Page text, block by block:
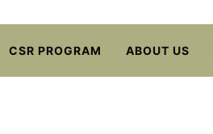
CSR PROGRAM ABOUT US